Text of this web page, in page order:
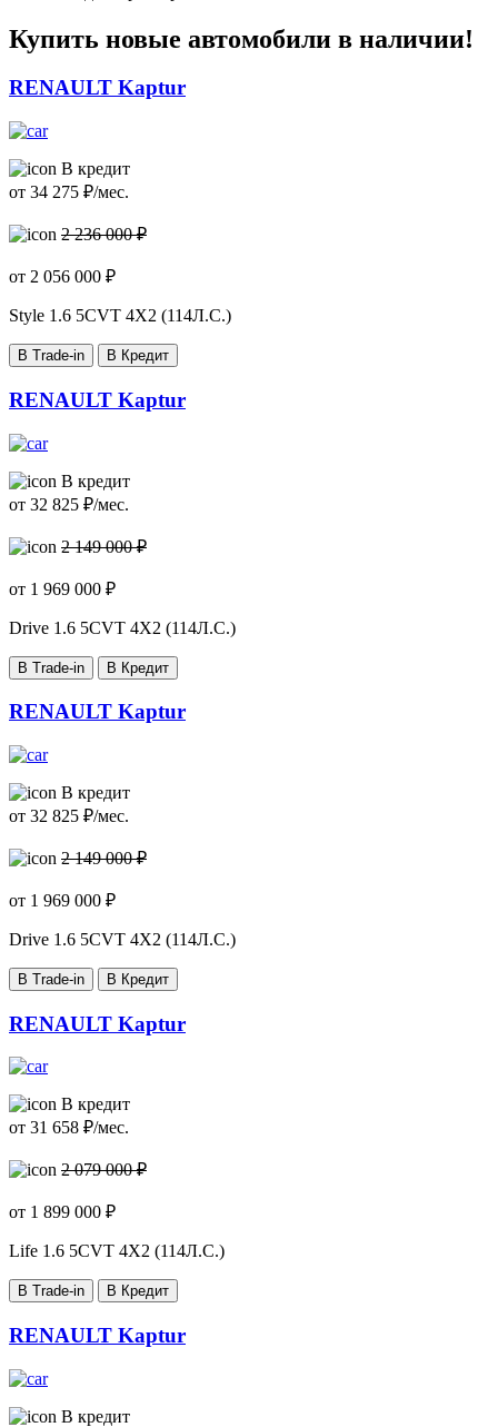
Купить новые автомобили в наличии!
RENAULT Kaptur
В кредит
от 34 275 ₽/мес.
2 236 000 ₽
от 2 056 000 ₽
Style 1.6 5CVT 4X2 (114Л.С.)
В Trade-in В Кредит
RENAULT Kaptur
В кредит
от 32 825 ₽/мес.
2 149 000 ₽
от 1 969 000 ₽
Drive 1.6 5CVT 4X2 (114Л.С.)
В Trade-in В Кредит
RENAULT Kaptur
В кредит
от 32 825 ₽/мес.
2 149 000 ₽
от 1 969 000 ₽
Drive 1.6 5CVT 4X2 (114Л.С.)
В Trade-in В Кредит
RENAULT Kaptur
В кредит
от 31 658 ₽/мес.
2 079 000 ₽
от 1 899 000 ₽
Life 1.6 5CVT 4X2 (114Л.С.)
В Trade-in В Кредит
RENAULT Kaptur
В кредит